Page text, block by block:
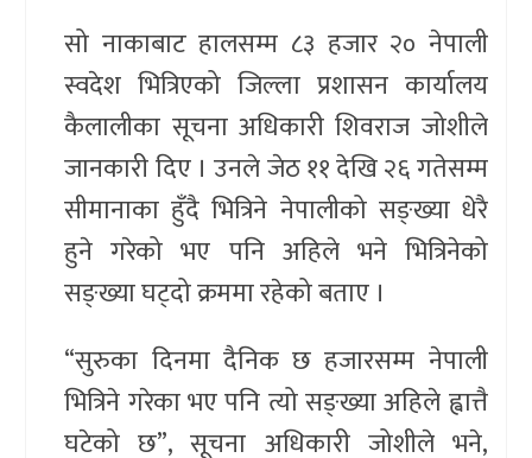
सो नाकाबाट हालसम्म ८३ हजार २० नेपाली
स्वदेश भित्रिएको जिल्ला प्रशासन कार्यालय
कैलालीका सूचना अधिकारी शिवराज जोशीले
जानकारी दिए । उनले जेठ ११ देखि २६ गतेसम्म
सीमानाका हुँदै भित्रिने नेपालीको सङ्ख्या धेरै
हुने गरेको भए पनि अहिले भने भित्रिनेको
सङ्ख्या घट्दो क्रममा रहेको बताए ।
“सुरुका दिनमा दैनिक छ हजारसम्म नेपाली
भित्रिने गरेका भए पनि त्यो सङ्ख्या अहिले ह्वात्तै
घटेको छ”, सूचना अधिकारी जोशीले भने,